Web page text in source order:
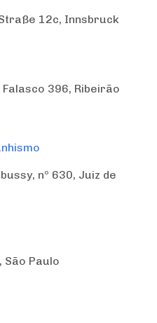
12c, Innsbruck
396, Ribeirão
nº 630, Juiz de
Paulo